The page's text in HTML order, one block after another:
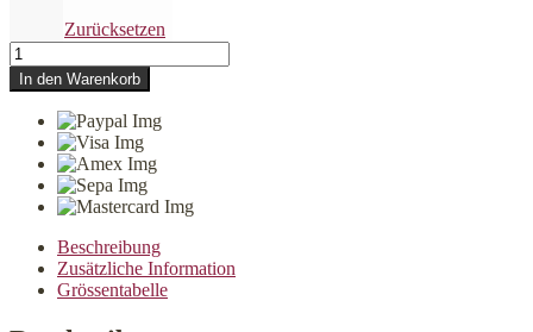
Zurücksetzen
SOFA
Dog
Wear
Hundemantel
Gippy
Blau
Menge
In den Warenkorb
Beschreibung
Zusätzliche Information
Grössentabelle